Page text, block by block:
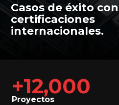
Casos de éxito con
certificaciones
internacionales.
+12,000
Proyectos